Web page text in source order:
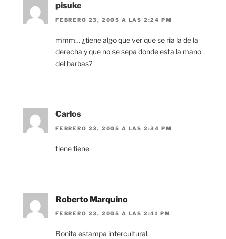
pisuke
FEBRERO 23, 2005 A LAS 2:24 PM
mmm… ¿tiene algo que ver que se ria la de la
derecha y que no se sepa donde esta la mano
del barbas?
Carlos
FEBRERO 23, 2005 A LAS 2:34 PM
tiene tiene
Roberto Marquino
FEBRERO 23, 2005 A LAS 2:41 PM
Bonita estampa intercultural.